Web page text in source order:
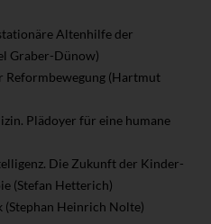
Altenhilfe der
Graber-Dünow)
Reformbewegung (Hartmut
Plädoyer für eine humane
Die Zukunft der Kinder-
(Stefan Hetterich)
Heinrich Nolte)